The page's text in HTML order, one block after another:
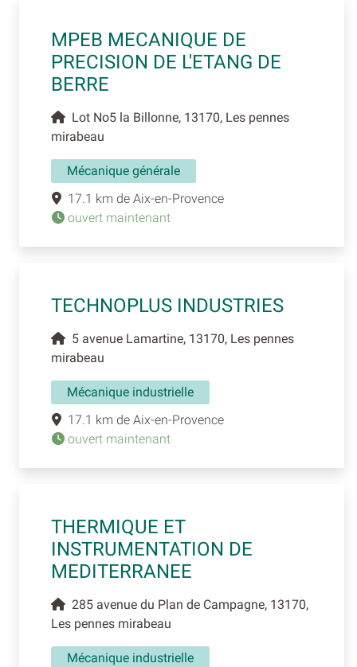
MPEB MECANIQUE DE
PRECISION DE L'ETANG DE
BERRE
Lot No5 la Billonne, 13170, Les pennes
mirabeau
Mécanique générale
17.1 km de Aix-en-Provence
ouvert maintenant
TECHNOPLUS INDUSTRIES
5 avenue Lamartine, 13170, Les pennes
mirabeau
Mécanique industrielle
17.1 km de Aix-en-Provence
ouvert maintenant
THERMIQUE ET
INSTRUMENTATION DE
MEDITERRANEE
285 avenue du Plan de Campagne, 13170,
Les pennes mirabeau
Mécanique industrielle